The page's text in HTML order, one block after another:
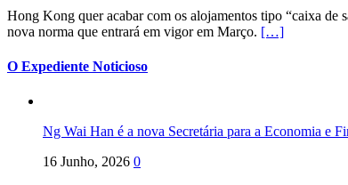
Hong Kong quer acabar com os alojamentos tipo “caixa de
nova norma que entrará em vigor em Março. […]
O Expediente Noticioso
Ng Wai Han é a nova Secretária para a Economia e
16 Junho, 2026 0